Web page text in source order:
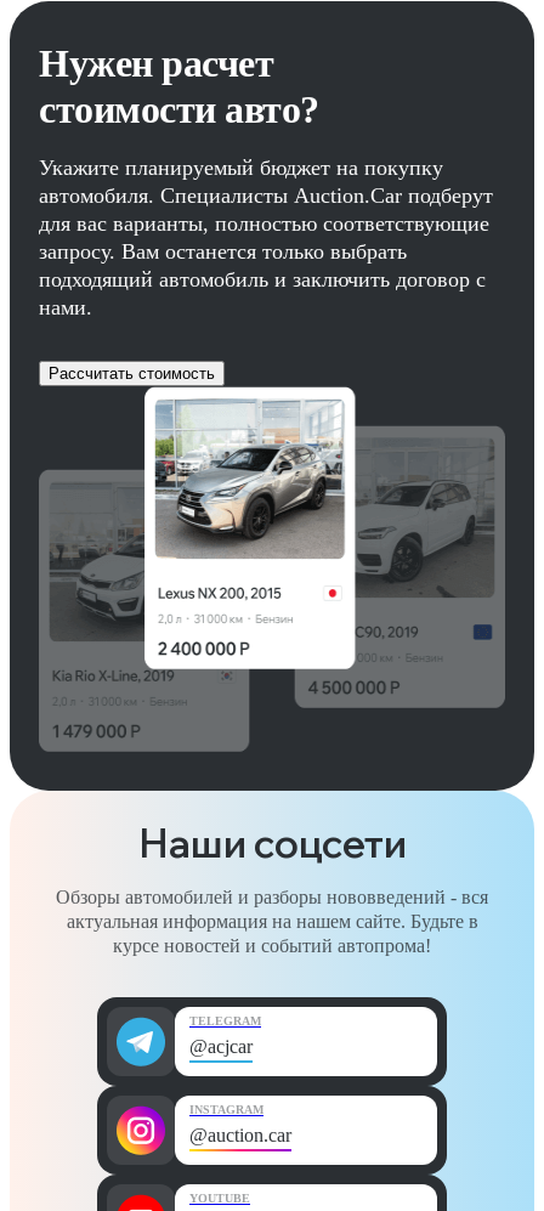
Нужен расчет
стоимости авто?
Укажите планируемый бюджет на покупку
автомобиля. Специалисты Auction.Car подберут
для вас варианты, полностью соответствующие
запросу. Вам останется только выбрать
подходящий автомобиль и заключить договор с
нами.
Рассчитать стоимость
Наши соцсети
Обзоры автомобилей и разборы нововведений - вся
актуальная информация на нашем сайте. Будьте в
курсе новостей и событий автопрома!
TELEGRAM
@acjcar
INSTAGRAM
@auction.car
YOUTUBE